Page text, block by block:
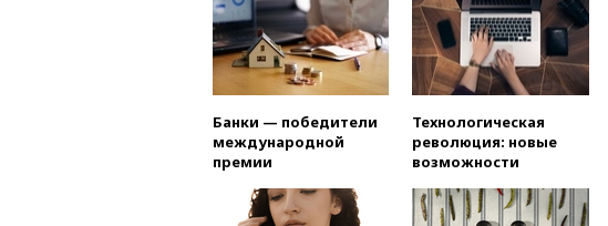
Банки — победители
международной
премии
Технологическая
революция: новые
возможности